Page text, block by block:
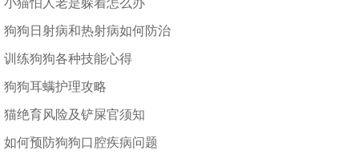
小猫怕人老是躲着怎么办
狗狗日射病和热射病如何防治
训练狗狗各种技能心得
狗狗耳螨护理攻略
猫绝育风险及铲屎官须知
如何预防狗狗口腔疾病问题